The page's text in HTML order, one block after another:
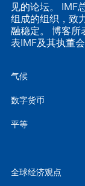
见的论坛。 IMF
组成的组织，致
融稳定。 博客
表IMF及其执董会
气候
数字货币
平等
全球经济观点